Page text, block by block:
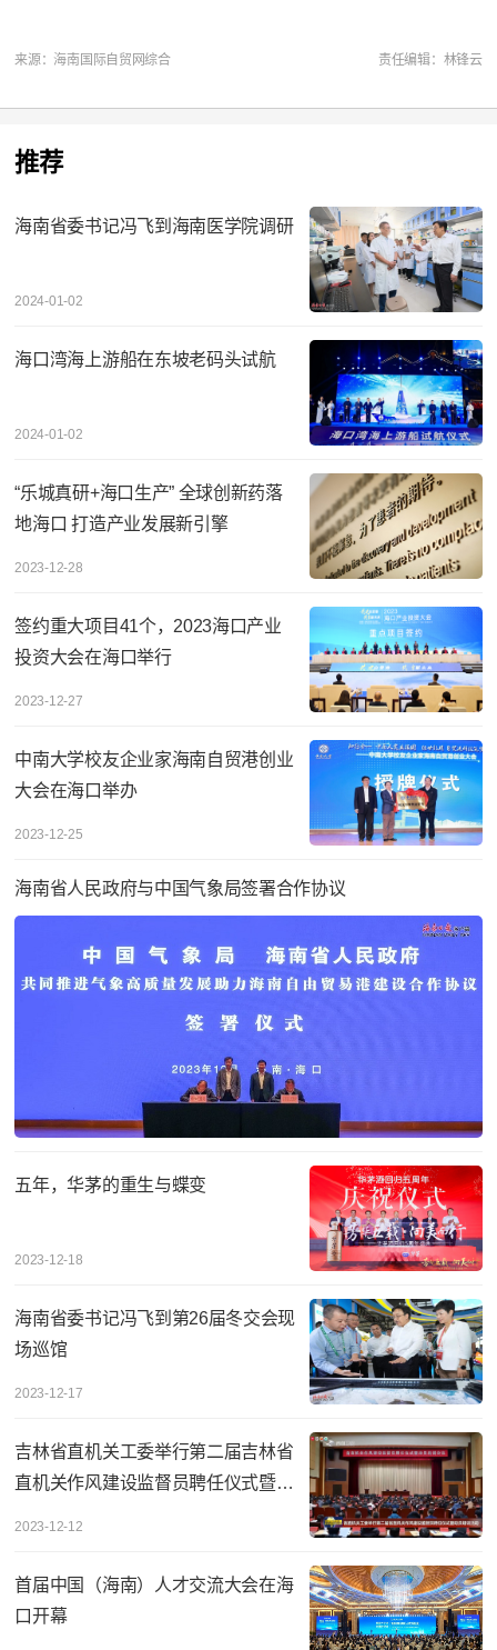
来源：海南国际自贸网综合 责任编辑：林锋云
推荐
海南省委书记冯飞到海南医学院调研
2024-01-02
海口湾海上游船在东坡老码头试航
2024-01-02
“乐城真研+海口生产” 全球创新药落
地海口 打造产业发展新引擎
2023-12-28
签约重大项目41个，2023海口产业
投资大会在海口举行
2023-12-27
中南大学校友企业家海南自贸港创业
大会在海口举办
2023-12-25
海南省人民政府与中国气象局签署合作协议
五年，华茅的重生与蝶变
2023-12-18
海南省委书记冯飞到第26届冬交会现
场巡馆
2023-12-17
吉林省直机关工委举行第二届吉林省
直机关作风建设监督员聘任仪式暨动
2023-12-12
首届中国（海南）人才交流大会在海
口开幕